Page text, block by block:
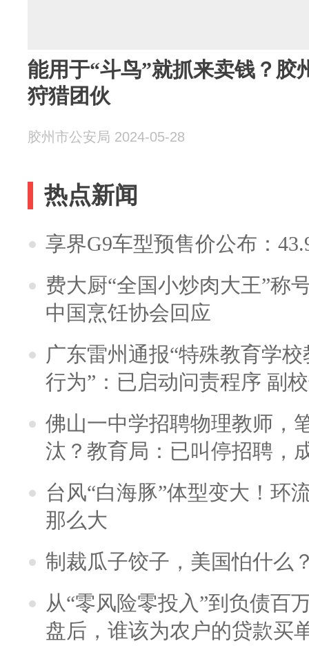
能用于“斗鸟”就抓来卖钱？胶
狩猎团伙
胶州市公安局 2024-05-28
热点新闻
享界G9车型预售价公布：
费大厨“全国小炒肉大王”称
中国烹饪协会回应
广东雷州通报“特殊教育学
行为”：已启动问责程序 副
佛山一中学招聘物理教师，
汰？教育局：已叫停招聘，
台风“白海豚”体型变大！环
那么大
制裁瓜子饺子，美国怕什么
从“零风险零投入”到负债百
盘后，谁该为农户的贷款买